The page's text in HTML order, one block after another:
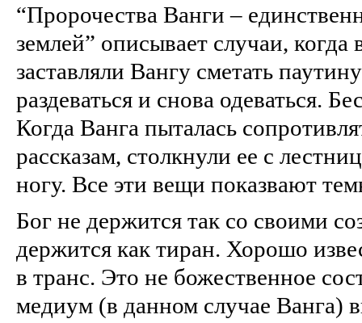
“Пророчества Ванги –
землей” описывает случаи,
заставляли Вангу сметать
раздеваться и снова одеваться.
Когда Ванга пыталась
рассказам, столкнули ее с
ногу. Все эти вещи показвают
Бог не держится так со своими
держится как тиран. Хорошо
в транс. Это не божественное
медиум (в данном случае Ванга)